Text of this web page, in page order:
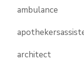
ambulance
architect